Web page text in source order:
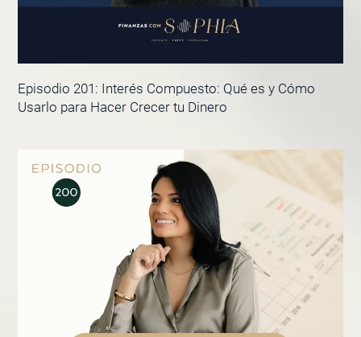
Episodio 201: Interés Compuesto: Qué es y Cómo
Usarlo para Hacer Crecer tu Dinero